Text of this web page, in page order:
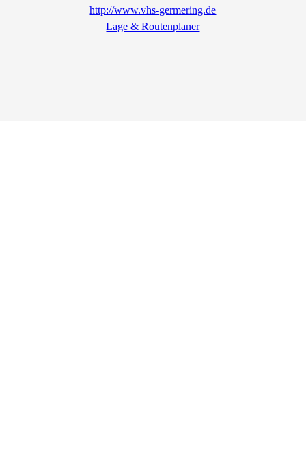
http://www.vhs-germering.de
Lage & Routenplaner